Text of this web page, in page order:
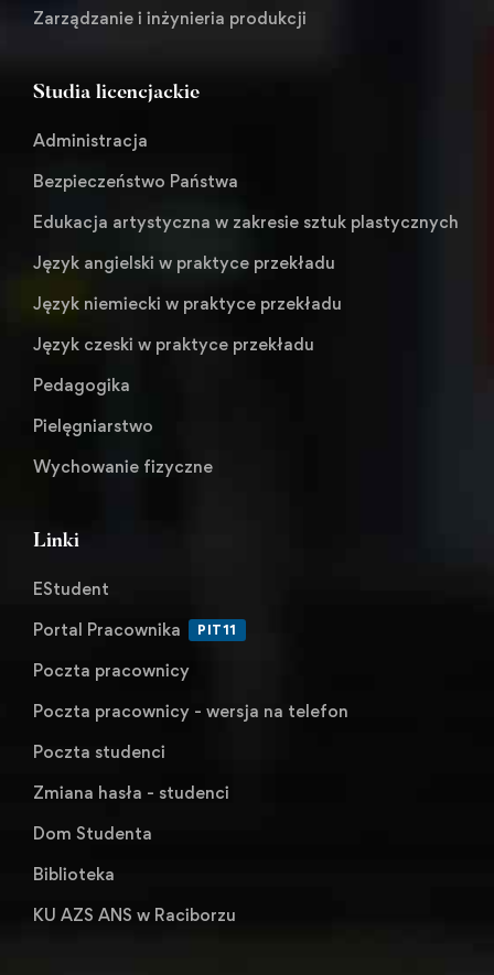
Zarządzanie i inżynieria produkcji
Studia licencjackie
Administracja
Bezpieczeństwo Państwa
Edukacja artystyczna w zakresie sztuk plastycznych
Język angielski w praktyce przekładu
Język niemiecki w praktyce przekładu
Język czeski w praktyce przekładu
Pedagogika
Pielęgniarstwo
Wychowanie fizyczne
Linki
EStudent
Portal Pracownika
PIT11
Poczta pracownicy
Poczta pracownicy - wersja na telefon
Poczta studenci
Zmiana hasła - studenci
Dom Studenta
Biblioteka
KU AZS ANS w Raciborzu